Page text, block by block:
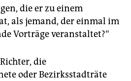
die er zu einem
als jemand, der einmal im
Vorträge veranstaltet?“
die
oder Bezirksstadträte